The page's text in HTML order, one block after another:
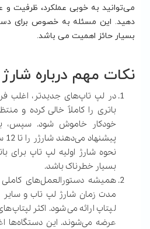
می‌توانید به خوبی عملکرد، ظرفیت و
دهید. این مسئله به خصوص برای
بسیار حائز اهمیت می باشد.
نکات مهم درباره
در لپ تاپ‌های جدیدتر، اغلب
باتری را کاملاً خالی کرده و
خودکار خاموش شود. سپس،
نحوه شارژ اولیه لپ تاپ برای
بسیار خطرناک باشد.
همیشه دستورالعمل‌های کاملی
مدت زمان شارژ لپ تاب و سایر
لپتاپ ارائه می‌شود. اکثر
عرضه می‌شوند. این دستگاه‌ها